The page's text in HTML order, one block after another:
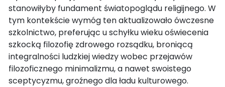
stanowiłyby fundament światopoglądu religijnego. W
tym kontekście wymóg ten aktualizowało ówczesne
szkolnictwo, preferując u schyłku wieku oświecenia
szkocką filozofię zdrowego rozsądku, broniącą
integralności ludzkiej wiedzy wobec przejawów
filozoficznego minimalizmu, a nawet swoistego
sceptycyzmu, groźnego dla ładu kulturowego.